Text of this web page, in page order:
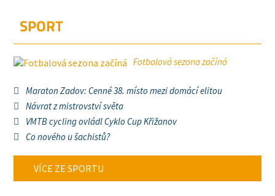
SPORT
Fotbalová sezona začíná
Maraton Zadov: Cenné 38. místo mezi domácí elitou
Návrat z mistrovství světa
VMTB cycling ovládl Cyklo Cup Křižanov
Co nového u šachistů?
VÍCE ZE SPORTU